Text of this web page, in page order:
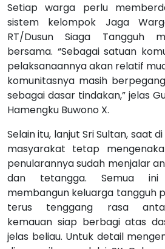
Setiap warga perlu
sistem kelompok Jaga
RT/Dusun Siaga Tangguh
bersama. “Sebagai satuan
pelaksanaannya akan relatif
komunitasnya masih
sebagai dasar tindakan,” jelas
Hamengku Buwono X.
Selain itu, lanjut Sri Sultan, saat
masyarakat tetap
penularannya sudah menjalar
dan tetangga. Semua ini
membangun keluarga tangguh
terus tenggang rasa
kemauan siap berbagi atas
jelas beliau. Untuk detail